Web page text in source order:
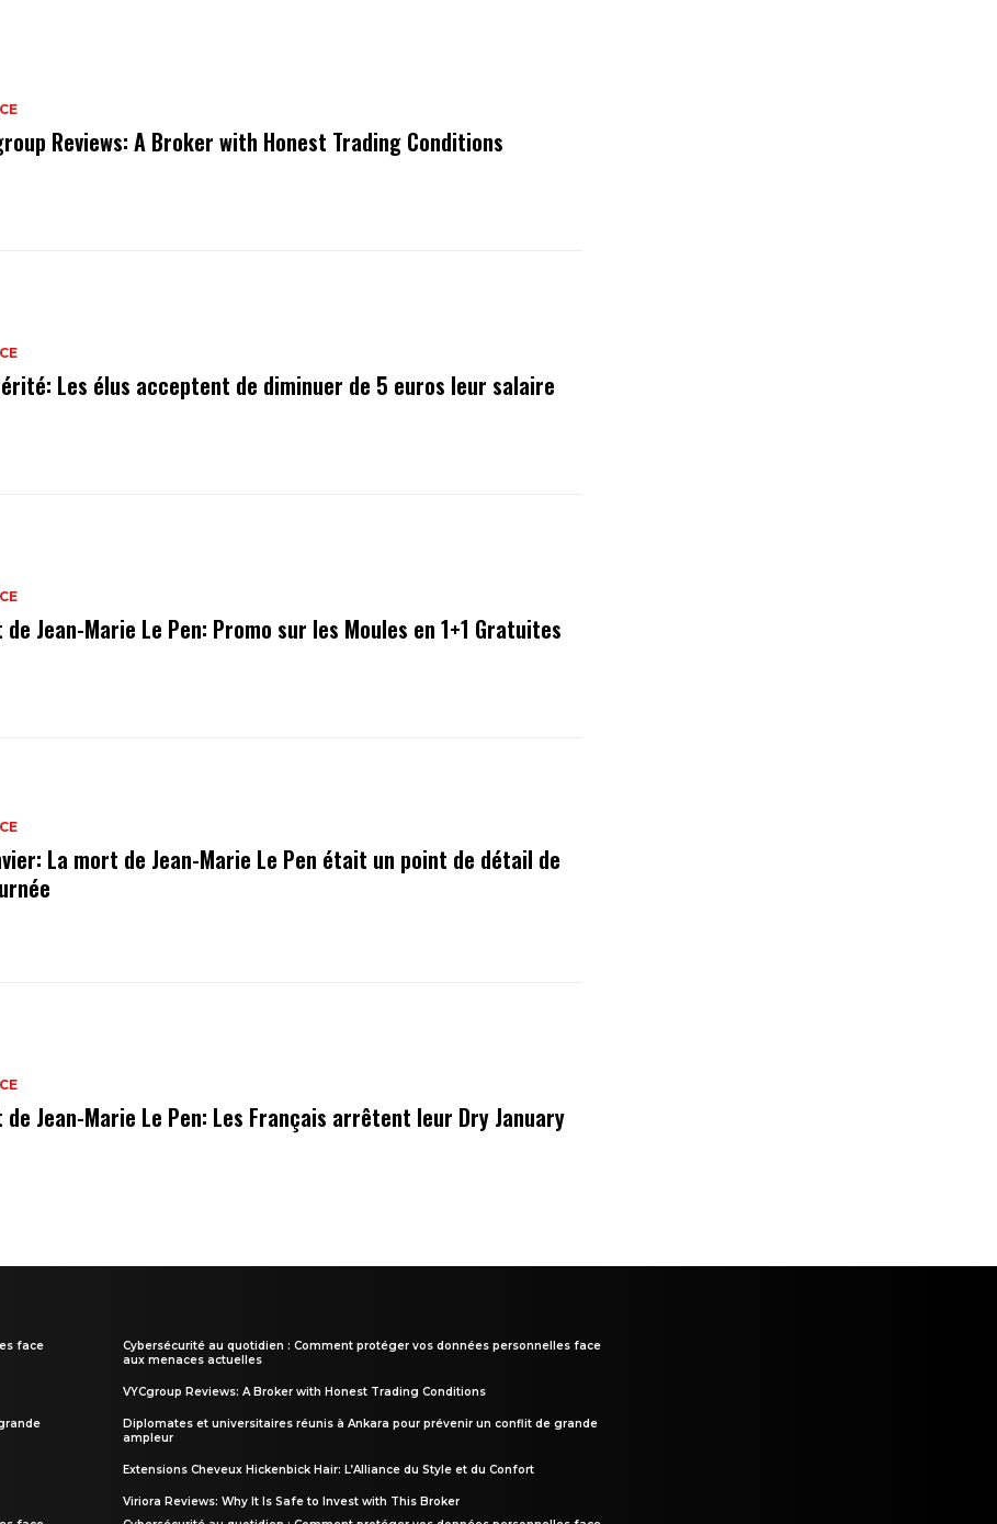
Reviews: A Broker with Honest Trading Conditions
Les élus acceptent de diminuer de 5 euros leur salaire
Jean-Marie Le Pen: Promo sur les Moules en 1+1 Gratuites
La mort de Jean-Marie Le Pen était un point de détail de
de Jean-Marie Le Pen: Les Français arrêtent leur Dry January
face
Cybersécurité au quotidien : Comment protéger vos données personnelles face
aux menaces actuelles
VYCgroup Reviews: A Broker with Honest Trading Conditions
Diplomates et universitaires réunis à Ankara pour prévenir un conflit de grande
ampleur
Extensions Cheveux Hickenbick Hair: L’Alliance du Style et du Confort
Viriora Reviews: Why It Is Safe to Invest with This Broker